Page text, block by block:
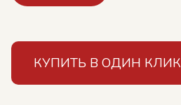
КУПИТЬ В ОДИН КЛИК